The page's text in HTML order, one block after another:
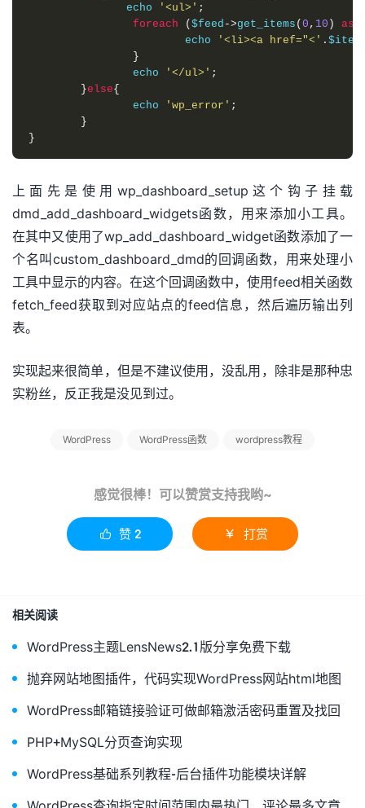
	       echo
'<ul>' ;
foreach
( $feed ->get_items ( 0 , 10 ) as
			echo
'<li><a href="<' . $item
}
		echo
'</ul>' ;
}else{
		echo
'wp_error' ;
}
}
上面先是使用wp_dashboard_setup这个钩子挂载
dmd_add_dashboard_widgets函数，用来添加小工具。
在其中又使用了wp_add_dashboard_widget函数添加了一
个名叫custom_dashboard_dmd的回调函数，用来处理小
工具中显示的内容。在这个回调函数中，使用feed相关函数
fetch_feed获取到对应站点的feed信息，然后遍历输出列
表。
实现起来很简单，但是不建议使用，没乱用，除非是那种忠
实粉丝，反正我是没见到过。
WordPress WordPress函数 wordpress教程
感觉很棒！可以赞赏支持我哟~
 赞 2  打赏
相关阅读
WordPress主题LensNews2.1版分享免费下载
抛弃网站地图插件，代码实现WordPress网站html地图
WordPress邮箱链接验证可做邮箱激活密码重置及找回
PHP+MySQL分页查询实现
WordPress基础系列教程-后台插件功能模块详解